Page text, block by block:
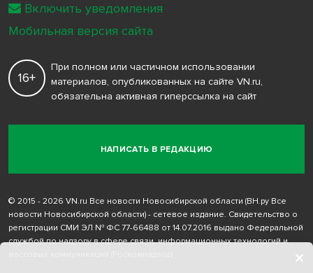
НАПИСАТЬ В РЕДАКЦИЮ
16+
При полном или частичном использовании
материалов, опубликованных на сайте VN.ru,
обязательна активная гиперссылка на сайт
© 2015 - 2026 VN.ru Все новости Новосибирской области (ВН.ру Все
новости Новосибирской области) - сетевое издание. Свидетельство о
регистрации СМИ ЭЛ № ФС 77-66488 от 14.07.2016 выдано Федеральной
службой по надзору в сфере связи, информационных технологий и
Включить уведомления
Мобильная версия сайта